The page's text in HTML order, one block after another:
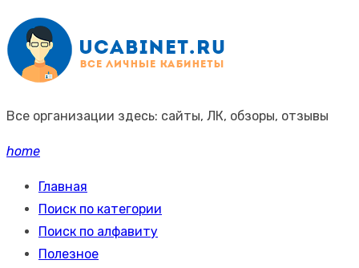
Промотать
к
содержимому
Все организации здесь: сайты, ЛК, обзоры, отзывы
home
Главная
Поиск по категории
Поиск по алфавиту
Полезное